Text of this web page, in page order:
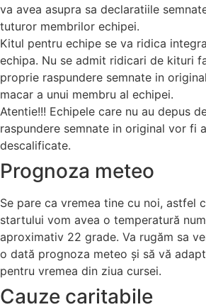
va avea asupra sa declaratiile
tuturor membrilor echipei.
Kitul pentru echipe se va ridica
echipa. Nu se admit ridicari de kituri
proprie raspundere semnate in
macar a unui membru al echipei.
Atentie!!! Echipele care nu au depus
raspundere semnate in original vor fi
descalificate.
Prognoza meteo
Se pare ca vremea tine cu noi, astfel
startului vom avea o temperatură
aproximativ 22 grade. Va rugăm sa
o dată prognoza meteo și să vă
pentru vremea din ziua cursei.
Cauze caritabile